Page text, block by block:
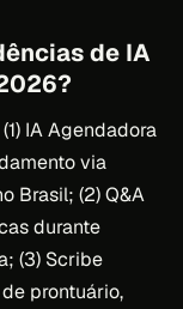
de IA
IA Agendadora
via
Brasil; (2) Q&A
durante
(3) Scribe
prontuário,